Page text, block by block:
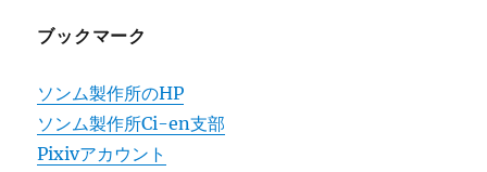
ブックマーク
ソンム製作所のHP
ソンム製作所Ci-en支部
Pixivアカウント